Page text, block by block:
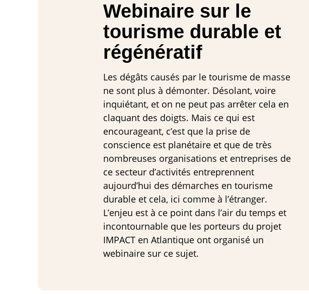
Webinaire sur le
tourisme durable et
régénératif
Les dégâts causés par le tourisme de masse
ne sont plus à démonter. Désolant, voire
inquiétant, et on ne peut pas arrêter cela en
claquant des doigts. Mais ce qui est
encourageant, c’est que la prise de
conscience est planétaire et que de très
nombreuses organisations et entreprises de
ce secteur d’activités entreprennent
aujourd’hui des démarches en tourisme
durable et cela, ici comme à l’étranger.
L’enjeu est à ce point dans l’air du temps et
incontournable que les porteurs du projet
IMPACT en Atlantique ont organisé un
webinaire sur ce sujet.